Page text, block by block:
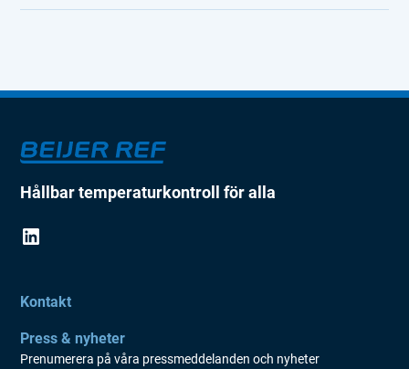
Årsstämma 2017
Årsstämma 2015
Årsstämma 2014
Årsstämma 2009
Hållbar temperaturkontroll för alla
Kontakt
Press & nyheter
Prenumerera på våra pressmeddelanden och nyheter